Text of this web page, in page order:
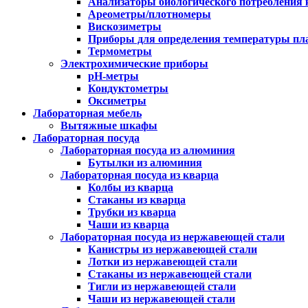
Ареометры/плотномеры
Вискозиметры
Приборы для определения температуры
Термометры
Электрохимические приборы
pH-метры
Кондуктометры
Оксиметры
Лабораторная мебель
Вытяжные шкафы
Лабораторная посуда
Лабораторная посуда из алюминия
Бутылки из алюминия
Лабораторная посуда из кварца
Колбы из кварца
Стаканы из кварца
Трубки из кварца
Чаши из кварца
Лабораторная посуда из нержавеющей стали
Канистры из нержавеющей стали
Лотки из нержавеющей стали
Стаканы из нержавеющей стали
Тигли из нержавеющей стали
Чаши из нержавеющей стали